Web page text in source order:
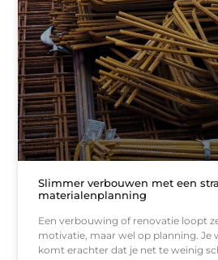
Slimmer verbouwen met een
materialenplanning
Een verbouwing of renovatie loopt
motivatie, maar wel op planning. Je
komt erachter dat je net te weinig